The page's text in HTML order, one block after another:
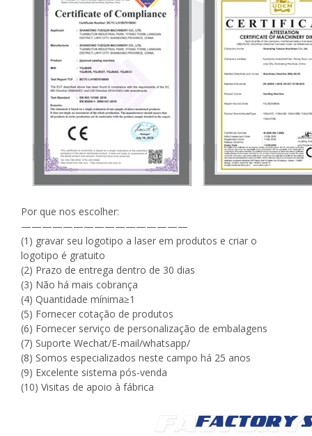
Por que nos escolher:
————————————————
(1) gravar seu logotipo a laser em produtos e criar o
logotipo é gratuito
(2) Prazo de entrega dentro de 30 dias
(3) Não há mais cobrança
(4) Quantidade mínima≥1
(5) Fornecer cotação de produtos
(6) Fornecer serviço de personalização de embalagens
(7) Suporte Wechat/E-mail/whatsapp/
(8) Somos especializados neste campo há 25 anos
(9) Excelente sistema pós-venda
(10) Visitas de apoio à fábrica